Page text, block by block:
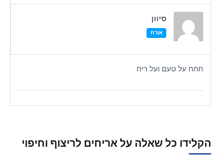
סיוון
אורח
חחח על טעם ועל ריח
הקלידו כל שאלה על אריחים לריצוף וחיפוי